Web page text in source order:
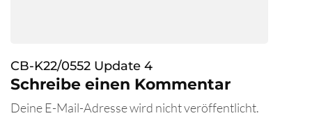
CB-K22/0552 Update 4
Schreibe einen Kommentar
Deine E-Mail-Adresse wird nicht veröffentlicht.